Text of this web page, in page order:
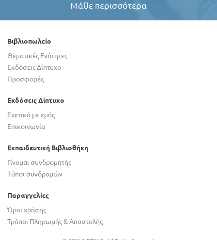
Μάθε περισσότερα
Βιβλιοπωλείο
Θεματικές Ενότητες
Εκδόσεις Δίπτυχο
Προσφορές
Εκδόσεις Δίπτυχο
Σχετικά με εμάς
Επικοινωνία
Εκπαιδευτική Βιβλιοθήκη
Γίνομαι συνδρομητής
Τύποι συνδρομών
Παραγγελίες
Όροι χρήσης
Τρόποι Πληρωμής & Αποστολής